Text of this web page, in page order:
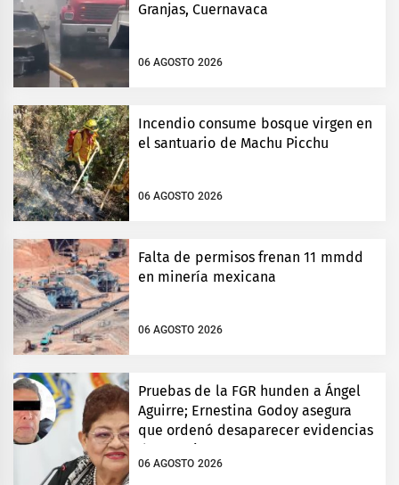
Granjas, Cuernavaca
06 AGOSTO 2026
Incendio consume bosque virgen en
el santuario de Machu Picchu
06 AGOSTO 2026
Falta de permisos frenan 11 mmdd
en minería mexicana
06 AGOSTO 2026
Pruebas de la FGR hunden a Ángel
Aguirre; Ernestina Godoy asegura
que ordenó desaparecer evidencias
de Ayotzinapa
06 AGOSTO 2026